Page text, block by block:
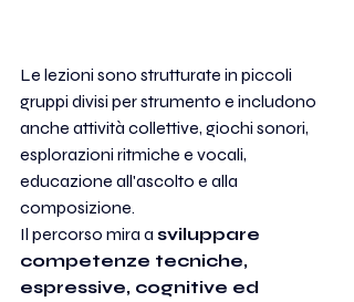
Le lezioni sono strutturate in piccoli
gruppi divisi per strumento e includono
anche attività collettive, giochi sonori,
esplorazioni ritmiche e vocali,
educazione all'ascolto e alla
composizione.
Il percorso mira a sviluppare
competenze tecniche,
espressive, cognitive ed